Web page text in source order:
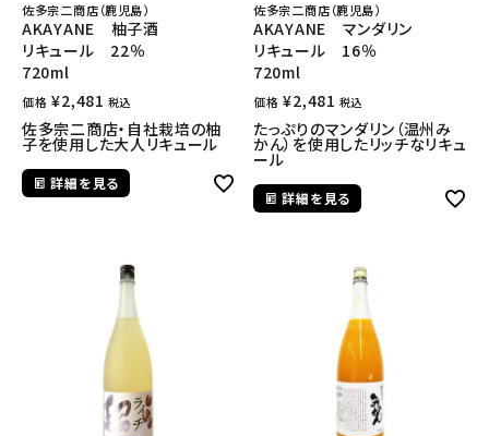
佐多宗二商店（鹿児島）
AKAYANE 柚子酒
リキュール 22％
720ml
価格 ¥2,481 税込
佐多宗二商店・自社栽培の柚
子を使用した大人リキュール
詳細を見る
佐多宗二商店（鹿児島）
AKAYANE マンダリン
リキュール 16％
720ml
価格 ¥2,481 税込
たっぷりのマンダリン（温州み
かん）を使用したリッチなリキュ
ール
詳細を見る